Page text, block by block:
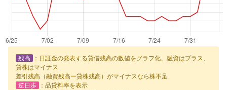
残高
：日証金の発表する貸借残高の数値をグラフ化、融資はプラス、
貸株はマイナス
差引残高（融資残高ー貸株残高）がマイナスなら株不足
逆日歩
：品貸料率を表示